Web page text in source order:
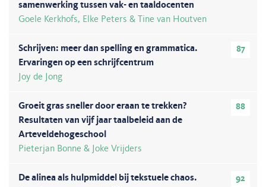
samenwerking tussen vak- en taaldocenten
Goele Kerkhofs, Elke Peters & Tine van Houtven
87
Schrijven: meer dan spelling en grammatica.
Ervaringen op een schrijfcentrum
Joy de Jong
88
Groeit gras sneller door eraan te trekken?
Resultaten van vijf jaar taalbeleid aan de
Arteveldehogeschool
Pieterjan Bonne & Joke Vrijders
92
De alinea als hulpmiddel bij tekstuele chaos.